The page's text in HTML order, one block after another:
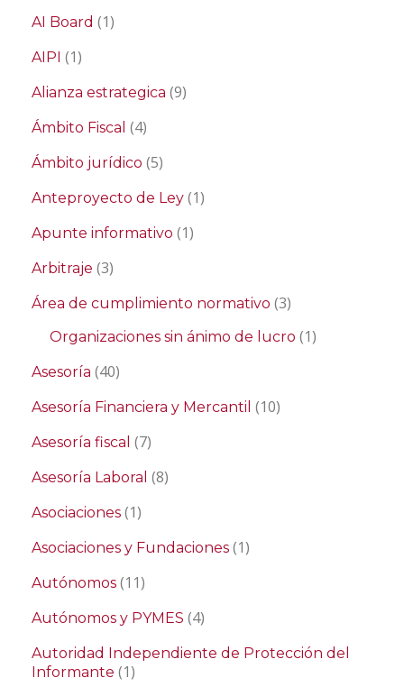
AI Board (1)
AIPI (1)
Alianza estrategica (9)
Ámbito Fiscal (4)
Ámbito jurídico (5)
Anteproyecto de Ley (1)
Apunte informativo (1)
Arbitraje (3)
Área de cumplimiento normativo (3)
Organizaciones sin ánimo de lucro (1)
Asesoría (40)
Asesoría Financiera y Mercantil (10)
Asesoría fiscal (7)
Asesoría Laboral (8)
Asociaciones (1)
Asociaciones y Fundaciones (1)
Autónomos (11)
Autónomos y PYMES (4)
Autoridad Independiente de Protección del
Informante (1)